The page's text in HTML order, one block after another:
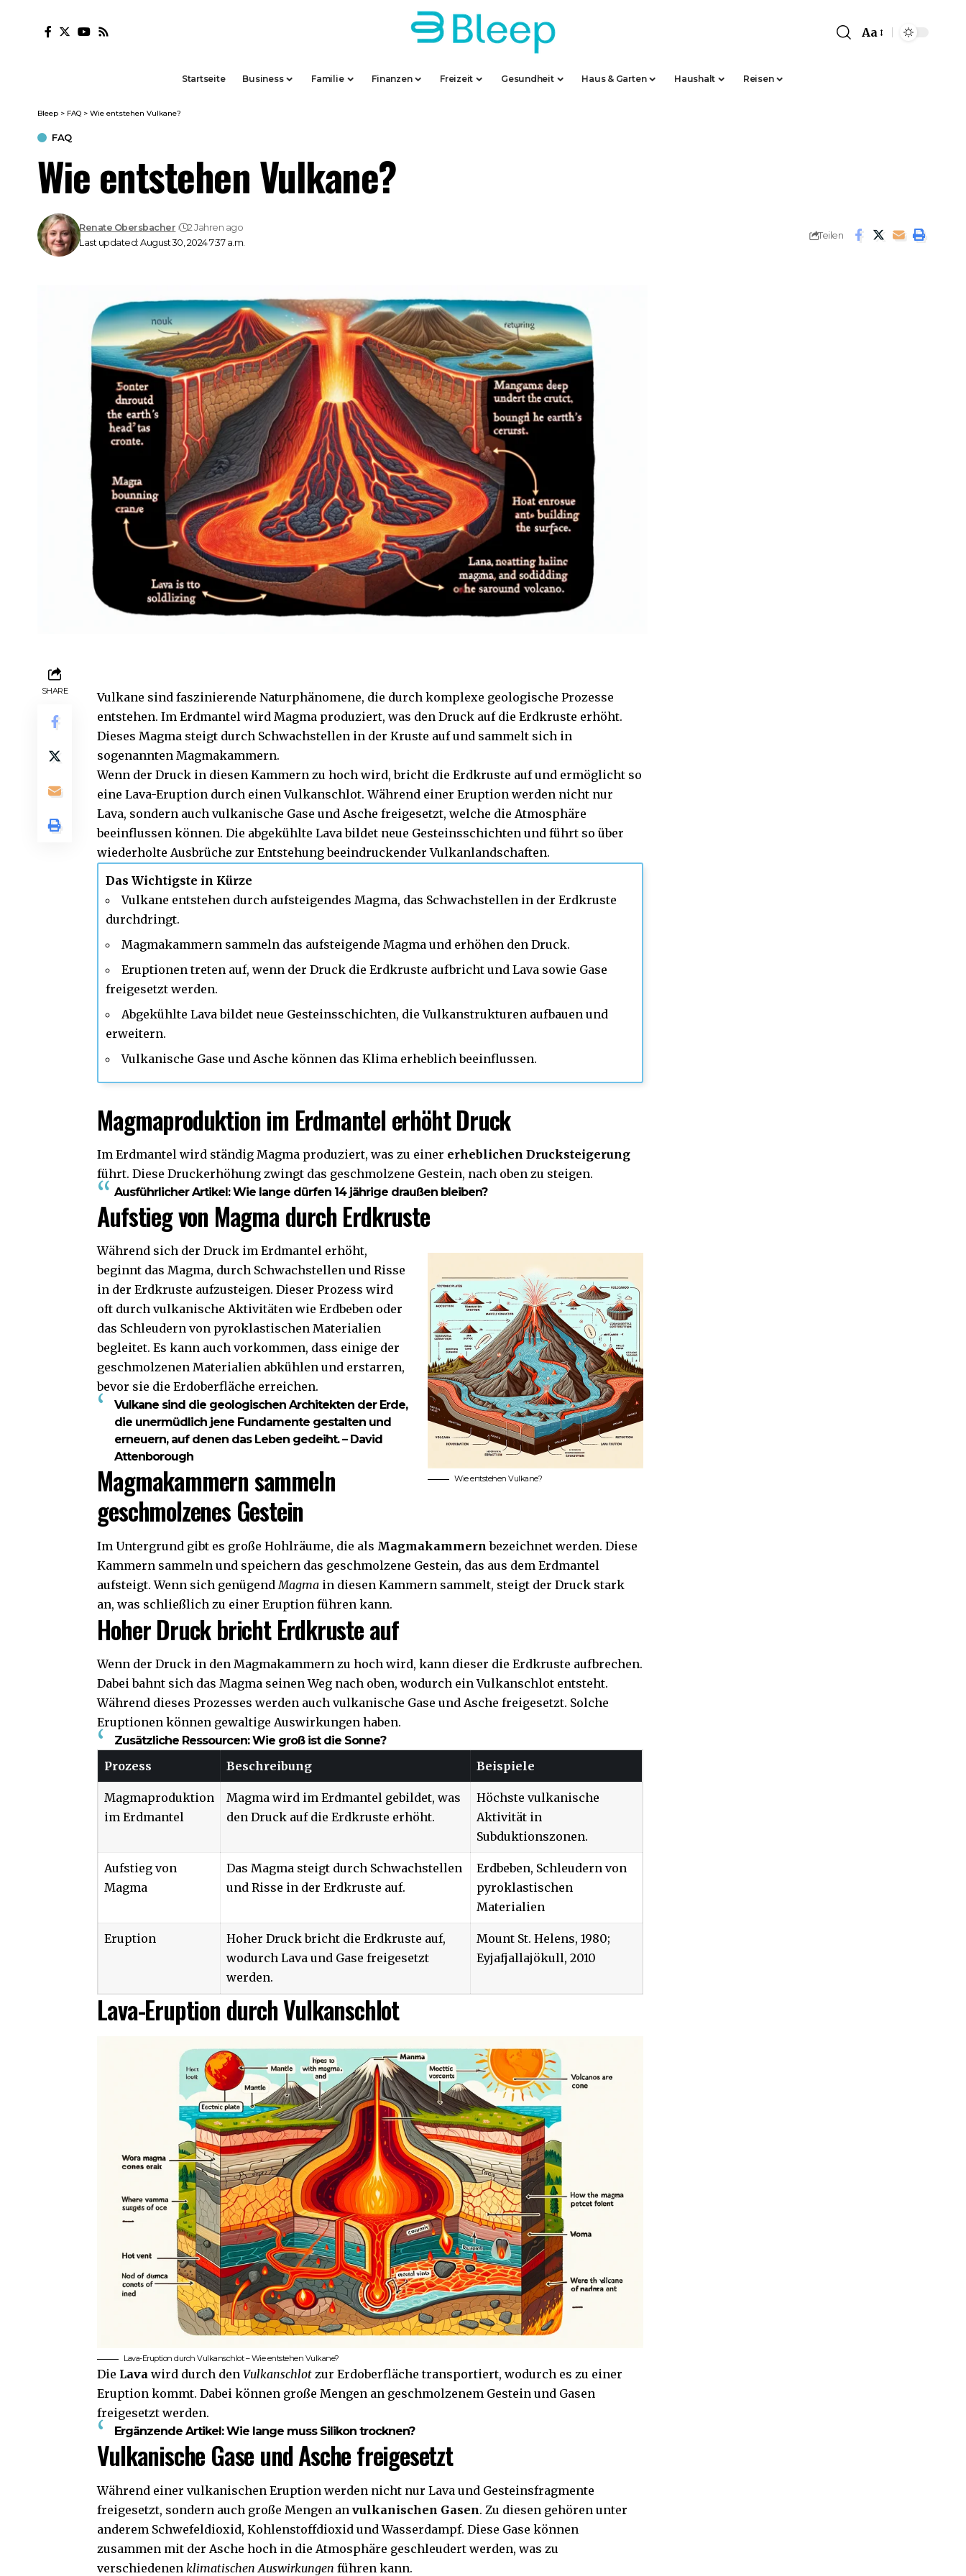
Font
Aa
Startseite Business Familie Finanzen Freizeit Gesundheit Haus & Garten Haushalt Reisen
Bleep > FAQ > Wie entstehen Vulkane?
FAQ
Wie entstehen Vulkane?
Last updated: August 30, 2024 7:37 a.m.
Renate Obersbacher 2 Jahren ago
Teilen
SHARE
Vulkane sind faszinierende Naturphänomene, die durch komplexe geologische Prozesse
entstehen. Im Erdmantel wird Magma produziert, was den Druck auf die Erdkruste erhöht.
Dieses Magma steigt durch Schwachstellen in der Kruste auf und sammelt sich in
sogenannten Magmakammern.
Wenn der Druck in diesen Kammern zu hoch wird, bricht die Erdkruste auf und ermöglicht so
eine Lava-Eruption durch einen Vulkanschlot. Während einer Eruption werden nicht nur
Lava, sondern auch vulkanische Gase und Asche freigesetzt, welche die Atmosphäre
beeinflussen können. Die abgekühlte Lava bildet neue Gesteinsschichten und führt so über
wiederholte Ausbrüche zur Entstehung beeindruckender Vulkanlandschaften.
Das Wichtigste in Kürze
Vulkane entstehen durch aufsteigendes Magma, das Schwachstellen in der Erdkruste
durchdringt.
Magmakammern sammeln das aufsteigende Magma und erhöhen den Druck.
Eruptionen treten auf, wenn der Druck die Erdkruste aufbricht und Lava sowie Gase
freigesetzt werden.
Abgekühlte Lava bildet neue Gesteinsschichten, die Vulkanstrukturen aufbauen und
erweitern.
Vulkanische Gase und Asche können das Klima erheblich beeinflussen.
Magmaproduktion im Erdmantel erhöht Druck
Im Erdmantel wird ständig Magma produziert, was zu einer erheblichen Drucksteigerung
führt. Diese Druckerhöhung zwingt das geschmolzene Gestein, nach oben zu steigen.
Ausführlicher Artikel:Wie lange dürfen 14 jährige draußen bleiben?
Aufstieg von Magma durch Erdkruste
Wie entstehen Vulkane?
Während sich der Druck im Erdmantel erhöht,
beginnt das Magma, durch Schwachstellen und Risse
in der Erdkruste aufzusteigen. Dieser Prozess wird
oft durch vulkanische Aktivitäten wie Erdbeben oder
das Schleudern von pyroklastischen Materialien
begleitet. Es kann auch vorkommen, dass einige der
geschmolzenen Materialien abkühlen und erstarren,
bevor sie die Erdoberfläche erreichen.
Vulkane sind die geologischen Architekten der Erde,
die unermüdlich jene Fundamente gestalten und
erneuern, auf denen das Leben gedeiht. – David
Attenborough
Magmakammern sammeln
geschmolzenes Gestein
Im Untergrund gibt es große Hohlräume, die als Magmakammern bezeichnet werden. Diese
Kammern sammeln und speichern das geschmolzene Gestein, das aus dem Erdmantel
aufsteigt. Wenn sich genügend Magma in diesen Kammern sammelt, steigt der Druck stark
an, was schließlich zu einer Eruption führen kann.
Hoher Druck bricht Erdkruste auf
Wenn der Druck in den Magmakammern zu hoch wird, kann dieser die Erdkruste aufbrechen.
Dabei bahnt sich das Magma seinen Weg nach oben, wodurch ein Vulkanschlot entsteht.
Während dieses Prozesses werden auch vulkanische Gase und Asche freigesetzt. Solche
Eruptionen können gewaltige Auswirkungen haben.
Zusätzliche Ressourcen:Wie groß ist die Sonne?
Prozess Beschreibung Beispiele
Magmaproduktion
im Erdmantel
Magma wird im Erdmantel gebildet, was
den Druck auf die Erdkruste erhöht.
Höchste vulkanische
Aktivität in
Subduktionszonen.
Aufstieg von
Magma
Das Magma steigt durch Schwachstellen
und Risse in der Erdkruste auf.
Erdbeben, Schleudern von
pyroklastischen
Materialien
Eruption
Hoher Druck bricht die Erdkruste auf,
wodurch Lava und Gase freigesetzt
werden.
Mount St. Helens, 1980;
Eyjafjallajökull, 2010
Lava-Eruption durch Vulkanschlot
Lava-Eruption durch Vulkanschlot – Wie entstehen Vulkane?
Die Lava wird durch denVulkanschlot zur Erdoberfläche transportiert, wodurch es zu einer
Eruption kommt. Dabei können große Mengen an geschmolzenem Gestein und Gasen
freigesetzt werden.
Ergänzende Artikel:Wie lange muss Silikon trocknen?
Vulkanische Gase und Asche freigesetzt
Während einer vulkanischen Eruption werden nicht nur Lava und Gesteinsfragmente
freigesetzt, sondern auch große Mengen anvulkanischen Gasen. Zu diesen gehören unter
anderem Schwefeldioxid, Kohlenstoffdioxid und Wasserdampf. Diese Gase können
zusammen mit der Asche hoch in die Atmosphäre geschleudert werden, was zu
verschiedenen klimatischen Auswirkungen führen kann.